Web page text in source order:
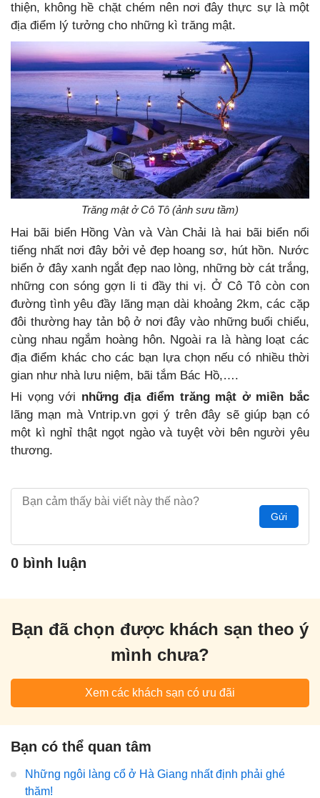
thiện, không hề chặt chém nên nơi đây thực sự là một
địa điểm lý tưởng cho những kì trăng mật.
Trăng mật ở Cô Tô (ảnh sưu tầm)
Hai bãi biển Hồng Vàn và Vàn Chải là hai bãi biển nổi
tiếng nhất nơi đây bởi vẻ đẹp hoang sơ, hút hồn. Nước
biển ở đây xanh ngắt đẹp nao lòng, những bờ cát trắng,
những con sóng gợn li ti đầy thi vị. Ở Cô Tô còn con
đường tình yêu đầy lãng mạn dài khoảng 2km, các cặp
đôi thường hay tản bộ ở nơi đây vào những buổi chiểu,
cùng nhau ngắm hoàng hôn. Ngoài ra là hàng loạt các
địa điểm khác cho các bạn lựa chọn nếu có nhiều thời
gian như nhà lưu niệm, bãi tắm Bác Hồ,….
Hi vọng với những địa điểm trăng mật ở miền bắc
lãng mạn mà Vntrip.vn gợi ý trên đây sẽ giúp bạn có
một kì nghỉ thật ngọt ngào và tuyệt vời bên người yêu
thương.
Gửi
0 bình luận
Bạn đã chọn được khách sạn theo ý
mình chưa?
Xem các khách sạn có ưu đãi
Bạn có thể quan tâm
Những ngôi làng cổ ở Hà Giang nhất định phải ghé
thăm!